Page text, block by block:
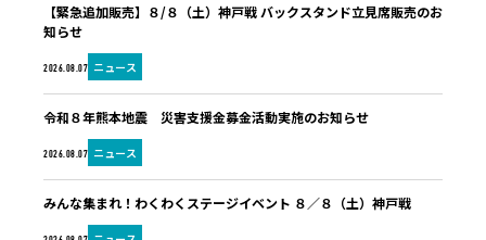
2026.08.07 ニュース
【緊急追加販売】８/８（土）神戸戦 バックスタンド立見席販売のお
知らせ
2026.08.07 ニュース
令和８年熊本地震 災害支援金募金活動実施のお知らせ
みんな集まれ！わくわくステージイベント ８／８（土）神戸戦